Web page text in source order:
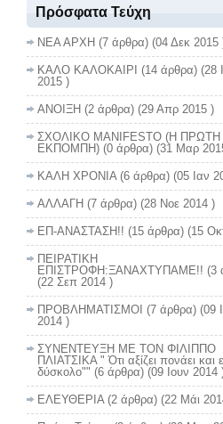
Πρόσφατα Τεύχη
ΝΕΑ ΑΡΧΗ (7 άρθρα) (04 Δεκ 2015
ΚΑΛΟ ΚΑΛΟΚΑΙΡΙ (14 άρθρα) (28
2015 )
ΑΝΟΙΞΗ (2 άρθρα) (29 Απρ 2015 )
ΣΧΟΛΙΚΟ MANIFESTO (Η
ΕΚΠΟΜΠΗ) (0 άρθρα) (31 Μαρ
ΚΑΛΗ ΧΡΟΝΙΑ(6 άρθρα) (05 Ιαν
ΑΛΛΑΓΗ (7 άρθρα) (28 Νοε 2014 )
ΕΠ-ΑΝΑΣΤΑΣΗ!! (15 άρθρα) (15
ΠΕΙΡΑΤΙΚΗ
ΕΠΙΣΤΡΟΦΗ:ΞΑΝΑΧΤΥΠΑΜΕ!! (3
(22 Σεπ 2014 )
ΠΡΟΒΛΗΜΑΤΙΣΜΟΙ (7 άρθρα) (09
2014 )
ΣΥΝΕΝΤΕΥΞΗ ΜΕ ΤΟΝ ΦΙΛΙΠΠΟ
ΠΛΙΑΤΣΙΚΑ " Ότι αξίζει πονάει και
δύσκολο"" (6 άρθρα) (09 Ιουν 2014
ΕΛΕΥΘΕΡΙΑ(2 άρθρα) (22 Μάι